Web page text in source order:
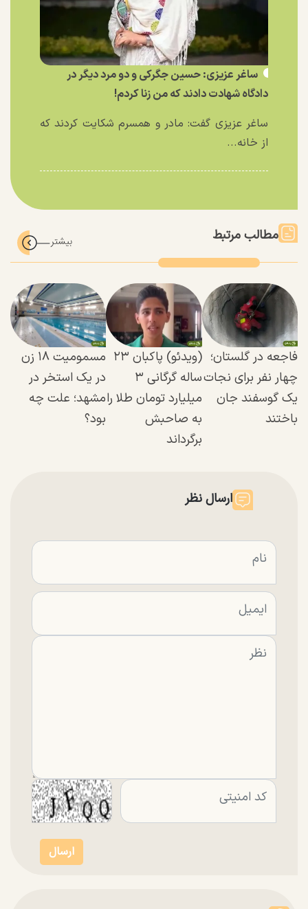
ساغر عزیزی: حسین جگرکی و دو مرد دیگر در
دادگاه شهادت دادند که من زنا کردم!
ساغر عزیزی گفت: مادر و همسرم شکایت کردند که
از خانه...
مطالب مرتبط
فاجعه در گلستان؛
چهار نفر برای نجات
یک گوسفند جان
باختند
(ویدئو) پاکبان ۲۳
ساله گرگانی ۳
میلیارد تومان طلا را
به صاحبش
برگرداند
مسمومیت ۱۸ زن
در یک استخر در
مشهد؛ علت چه
بود؟
ارسال نظر